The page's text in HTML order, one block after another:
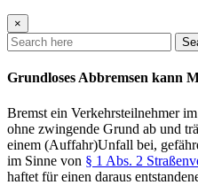
×
Grundloses Abbremsen kann
Bremst ein Verkehrsteilnehmer
ohne zwingende Grund ab und
einem (Auffahr)Unfall bei,
im Sinne von § 1 Abs. 2
haftet für einen daraus